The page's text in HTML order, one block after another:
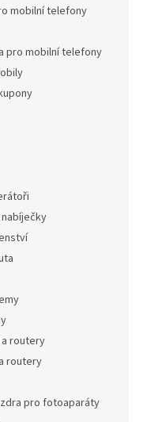
mobilní telefony
pro mobilní telefony
a routery
routery
pro fotoaparáty